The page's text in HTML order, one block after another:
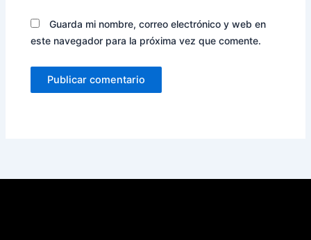
Guarda mi nombre, correo electrónico y web en
este navegador para la próxima vez que comente.